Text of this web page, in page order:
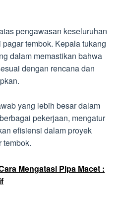
pengawasan keseluruhan
tembok. Kepala tukang
dalam memastikan bahwa
dengan rencana dan
yang lebih besar dalam
pekerjaan, mengatur
efisiensi dalam proyek
tembok.
Mengatasi Pipa Macet :